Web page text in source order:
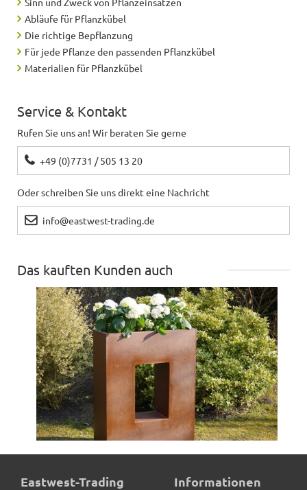
Abläufe für Pflanzkübel
Die richtige Bepflanzung
Für jede Pflanze den passenden Pflanzkübel
Materialien für Pflanzkübel
Service & Kontakt
Rufen Sie uns an! Wir beraten Sie gerne
+49 (0)7731 / 505 13 20
Oder schreiben Sie uns direkt eine Nachricht
info@eastwest-trading.de
Das kauften Kunden auch
Raumteiler aus Cortenstahl, rostfarben - jetzt reduziert
Eastwest-Trading Informationen